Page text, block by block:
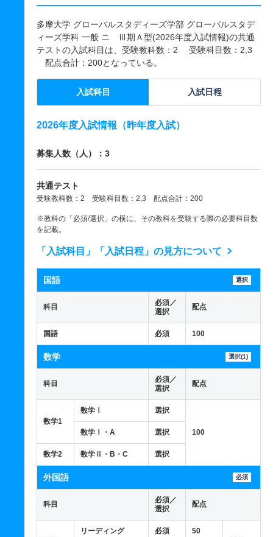
多摩大学 グローバルスタディーズ学部 グローバルスタデ
ィーズ学科 一般 ニ Ⅲ期Ａ型(2026年度入試情報)の共通
テストの入試科目は、受験教科数：2 受験科目数：2,3
配点合計：200となっている。
入試科目 入試日程
2026年度入試情報（昨年度入試）
募集人数（人）：3
共通テスト
受験教科数：2 受験科目数：2,3 配点合計：200
※教科の「必須/選択」の横に、その教科を受験する際の必要科目数
を記載。
「入試科目」「入試日程」の見方について
国語 選択
科目
必須／
選択
配点
国語 必須 100
数学 選択(1)
科目
必須／
選択
配点
数学1
数学Ⅰ 選択
100
数学Ⅰ・A 選択
数学2 数学Ⅱ・B・C 選択
外国語 必須
科目
必須／
選択
配点
リーディング 必須
50